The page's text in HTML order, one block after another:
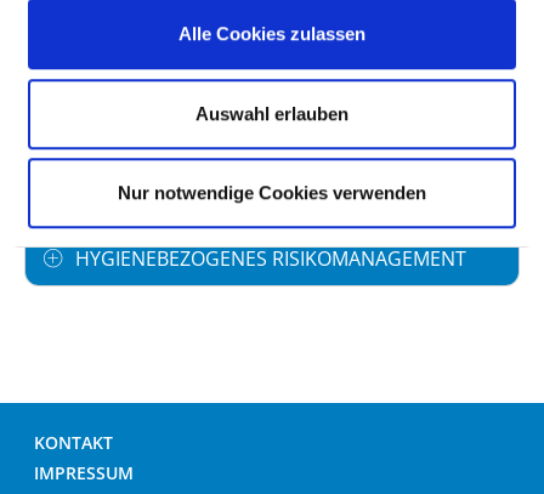
Alle Cookies zulassen
Auswahl erlauben
Nur notwendige Cookies verwenden
UMGANG MIT WUNDEN
HÄNDEDESINFEKTION
UMGANG MIT MRE /MRSA
HYGIENEBEZOGENES RISIKOMANAGEMENT
KONTAKT
IMPRESSUM